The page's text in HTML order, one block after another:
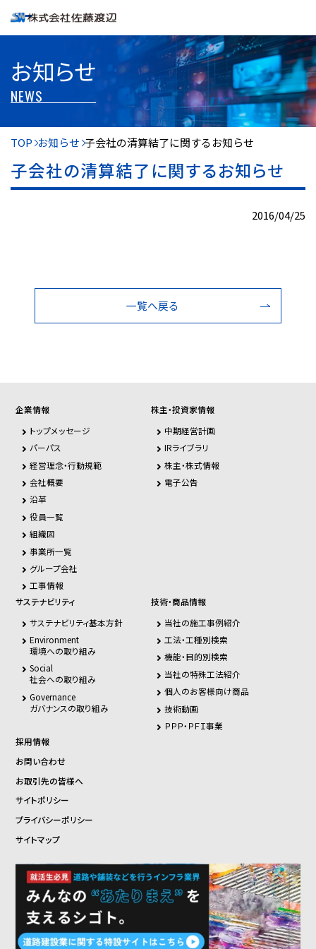
お知らせ
NEWS
TOP お知らせ 子会社の清算結了に関するお知らせ
子会社の清算結了に関するお知らせ
2016/04/25
一覧へ戻る
企業情報
トップメッセージ
パーパス
経営理念・行動規範
会社概要
沿革
役員一覧
組織図
事業所一覧
グループ会社
工事情報
株主・投資家情報
中期経営計画
IRライブラリ
株主・株式情報
電子公告
サステナビリティ
サステナビリティ基本方針
Environment
環境への取り組み
Social
社会への取り組み
Governance
ガバナンスの取り組み
技術・商品情報
当社の施工事例紹介
工法・工種別検索
機能・目的別検索
当社の特殊工法紹介
個人のお客様向け商品
技術動画
ＰＰＰ・ＰＦＩ事業
採用情報
お問い合わせ
お取引先の皆様へ
サイトポリシー
プライバシーポリシー
サイトマップ